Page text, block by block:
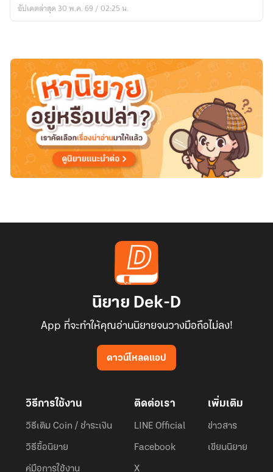
อัปเดตล่าสุด 30 พ.ค. 69 / 02:25 น.
นิยาย Dek-D
App ที่จะทำให้คุณอ่านนิยายจนวางมือถือไม่ลง!
ดาวน์โหลดแอป
วิธีการใช้งาน
วิธีเติม Coin / ชำระเงิน
วิธีซื้อนิยาย
คู่มือการใช้งาน
ติดต่อเรา
LINE Official
Facebook
X
เพิ่มเติม
ข่าวสาร
เขียนนิยาย